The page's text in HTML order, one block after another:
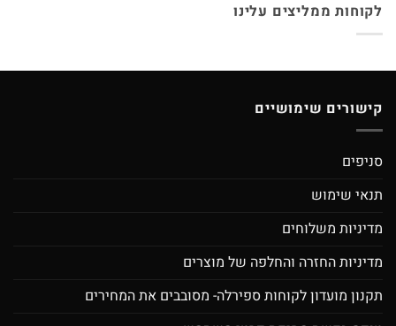
לקוחות ממליצים עלינו
קישורים שימושיים
סניפים
תנאי שימוש
מדיניות משלוחים
מדיניות החזרה והחלפה של מוצרים
תקנון מועדון לקוחות ספירלה- מסובבים את המחירים